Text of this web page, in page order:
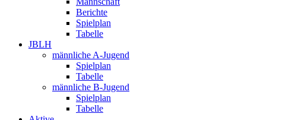
Berichte
Spielplan
Tabelle
JBLH
männliche A-Jugend
Spielplan
Tabelle
männliche B-Jugend
Spielplan
Tabelle